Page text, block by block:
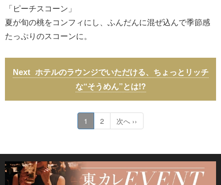
「ピーチスコーン」
夏が旬の桃をコンフィにし、ふんだんに混ぜ込んで季節感
たっぷりのスコーンに。
ホテルのラウンジでいただける、ちょっとリッチ
な“そうめん”とは!?
1 2 次へ ››